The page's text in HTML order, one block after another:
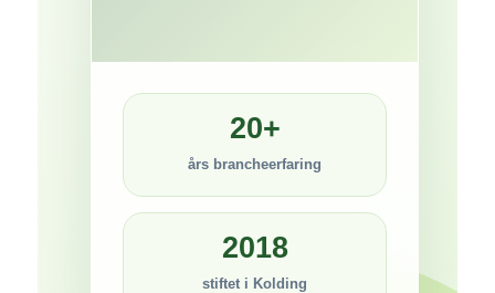
20+
års brancheerfaring
2018
stiftet i Kolding